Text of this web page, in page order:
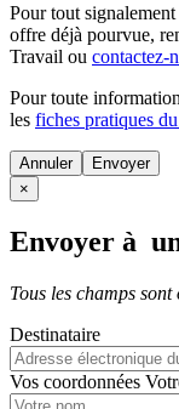
Pour tout
offre déjà pourvue,
Travail ou contactez-
Pour toute
les fiches pratiques
Annuler
×
Envoyer à
Tous les champs
Destinataire
Vos coordonnées